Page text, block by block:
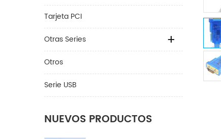
Tarjeta PCI
Otras Series
Otros
Serie USB
NUEVOS PRODUCTOS